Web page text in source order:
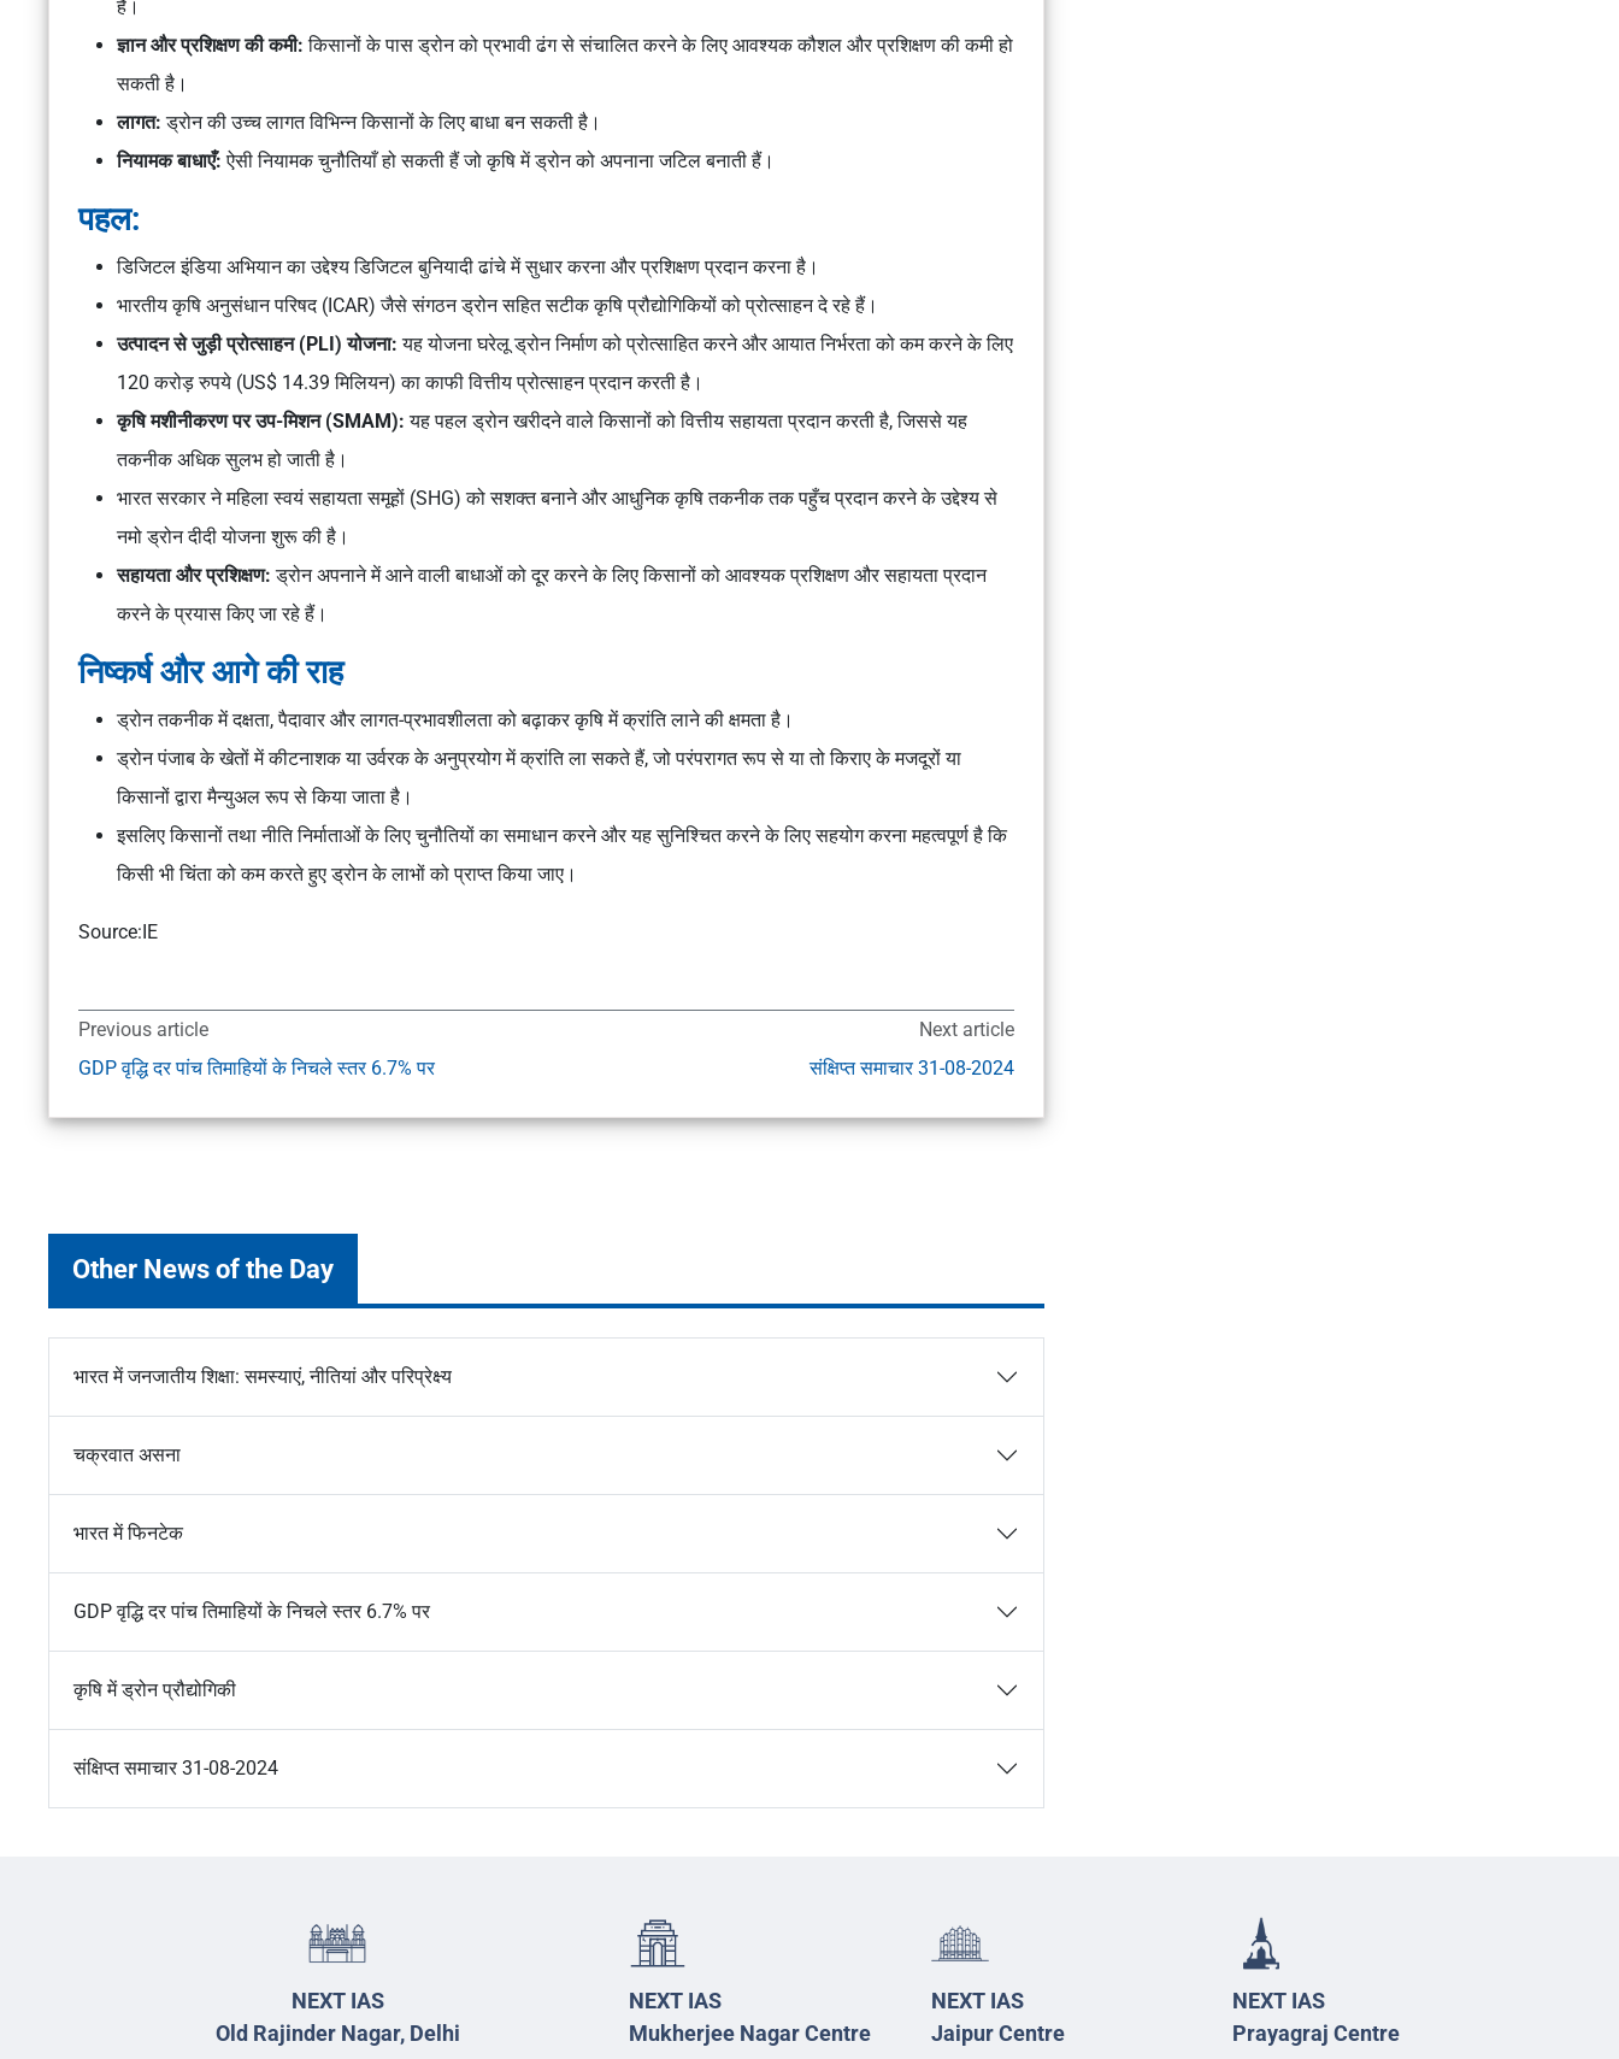
हैं।
ज्ञान और प्रशिक्षण की कमी: किसानों के पास ड्रोन को प्रभावी ढंग से संचालित करने के लिए आवश्यक कौशल और प्रशिक्षण की कमी हो
सकती है।
लागत: ड्रोन की उच्च लागत विभिन्न किसानों के लिए बाधा बन सकती है।
नियामक बाधाएँ: ऐसी नियामक चुनौतियाँ हो सकती हैं जो कृषि में ड्रोन को अपनाना जटिल बनाती हैं।
पहल:
डिजिटल इंडिया अभियान का उद्देश्य डिजिटल बुनियादी ढांचे में सुधार करना और प्रशिक्षण प्रदान करना है।
भारतीय कृषि अनुसंधान परिषद (ICAR) जैसे संगठन ड्रोन सहित सटीक कृषि प्रौद्योगिकियों को प्रोत्साहन दे रहे हैं।
उत्पादन से जुड़ी प्रोत्साहन (PLI) योजना: यह योजना घरेलू ड्रोन निर्माण को प्रोत्साहित करने और आयात निर्भरता को कम करने के लिए
120 करोड़ रुपये (US$ 14.39 मिलियन) का काफी वित्तीय प्रोत्साहन प्रदान करती है।
कृषि मशीनीकरण पर उप-मिशन (SMAM):यह पहल ड्रोन खरीदने वाले किसानों को वित्तीय सहायता प्रदान करती है, जिससे यह
तकनीक अधिक सुलभ हो जाती है।
भारत सरकार ने महिला स्वयं सहायता समूहों (SHG) को सशक्त बनाने और आधुनिक कृषि तकनीक तक पहुँच प्रदान करने के उद्देश्य से
नमो ड्रोन दीदी योजना शुरू की है।
सहायता और प्रशिक्षण: ड्रोन अपनाने में आने वाली बाधाओं को दूर करने के लिए किसानों को आवश्यक प्रशिक्षण और सहायता प्रदान
करने के प्रयास किए जा रहे हैं।
निष्कर्ष और आगे की राह
ड्रोन तकनीक में दक्षता, पैदावार और लागत-प्रभावशीलता को बढ़ाकर कृषि में क्रांति लाने की क्षमता है।
ड्रोन पंजाब के खेतों में कीटनाशक या उर्वरक के अनुप्रयोग में क्रांति ला सकते हैं, जो परंपरागत रूप से या तो किराए के मजदूरों या
किसानों द्वारा मैन्युअल रूप से किया जाता है।
इसलिए किसानों तथा नीति निर्माताओं के लिए चुनौतियों का समाधान करने और यह सुनिश्चित करने के लिए सहयोग करना महत्वपूर्ण है कि
किसी भी चिंता को कम करते हुए ड्रोन के लाभों को प्राप्त किया जाए।
Source:IE
Previous article
GDP वृद्धि दर पांच तिमाहियों के निचले स्तर 6.7% पर
Next article
संक्षिप्त समाचार 31-08-2024
Other News of the Day
भारत में जनजातीय शिक्षा: समस्याएं, नीतियां और परिप्रेक्ष्य
चक्रवात असना
भारत में फिनटेक
GDP वृद्धि दर पांच तिमाहियों के निचले स्तर 6.7% पर
कृषि में ड्रोन प्रौद्योगिकी
संक्षिप्त समाचार 31-08-2024
NEXT IAS
Old Rajinder Nagar, Delhi
NEXT IAS
Mukherjee Nagar Centre
NEXT IAS
Jaipur Centre
NEXT IAS
Prayagraj Centre